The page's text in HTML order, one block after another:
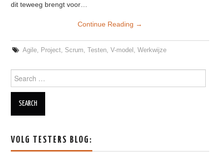
dit teweeg brengt voor…
Continue Reading →
Agile, Project, Scrum, Testen, V-model , Werkwijze
Search for:
VOLG TESTERS BLOG: